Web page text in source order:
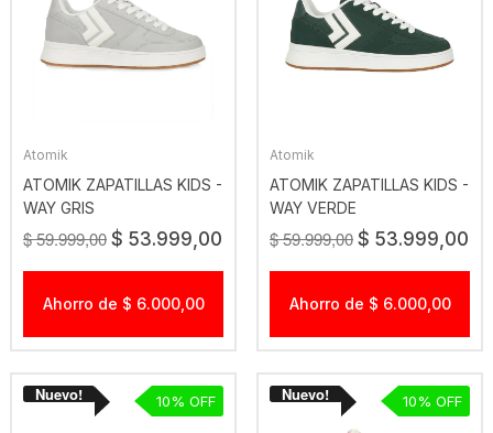
Atomik
ATOMIK ZAPATILLAS KIDS -
WAY GRIS
$ 59.999,00 $ 53.999,00
Ahorro de $ 6.000,00
Atomik
ATOMIK ZAPATILLAS KIDS -
WAY VERDE
$ 59.999,00 $ 53.999,00
Ahorro de $ 6.000,00
10 10